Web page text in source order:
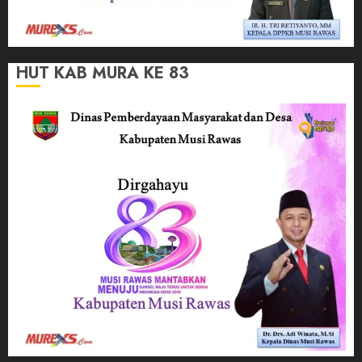
HUT KAB MURA KE 83